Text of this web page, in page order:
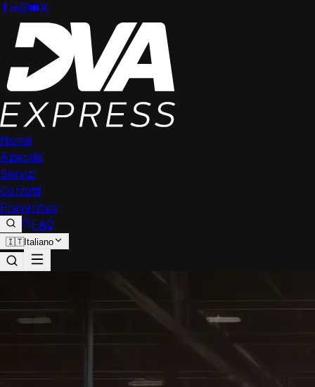
Home
Azienda
Servizi
Contatti
Preventivo
FAQ
🇮🇹Italiano